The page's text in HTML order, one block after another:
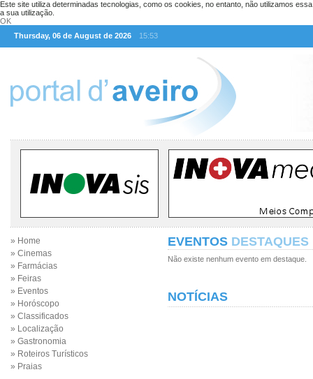
Este site utiliza determinadas tecnologias, como os cookies, no entanto, não utilizamos
a sua utilização.
OK
Thursday, 06 de August de 2026
15:53
» Home
» Cinemas
» Farmácias
» Feiras
» Eventos
» Horóscopo
» Classificados
» Localização
» Gastronomia
» Roteiros Turísticos
» Praias
EVENTOS DESTAQUES
Não existe nenhum evento em destaque.
NOTÍCIAS